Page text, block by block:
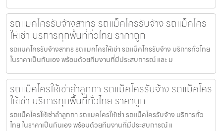
รถแมคโครรับจ้างสาทร รถแม็คโครรับจ้าง รถแม็คโคร
ให้เช่า บริการทุกพื้นที่ทั่วไทย ราคาถูก
รถแมคโครรับจ้างสาทร รถแมคโครให้เช่า รถแม็คโครรับจ้าง บริการทั่วไทย
ในราคาเป็นกันเอง พร้อมด้วยทีมงานที่มีประสบการณ์ และ ม
รถแม็คโครให้เช่าลำลูกกา รถแม็คโครรับจ้าง รถแม็คโคร
ให้เช่า บริการทุกพื้นที่ทั่วไทย ราคาถูก
รถแม็คโครให้เช่าลำลูกกา รถแมคโครให้เช่า รถแม็คโครรับจ้าง บริการทั่ว
ไทย ในราคาเป็นกันเอง พร้อมด้วยทีมงานที่มีประสบการณ์ แ